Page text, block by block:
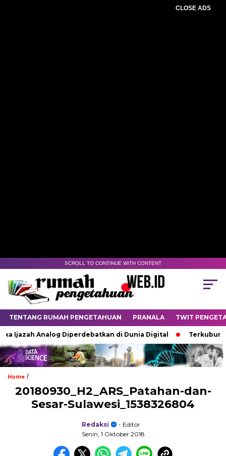
CLOSE ADS
SCROLL TO CONTINUE WITH CONTENT
TENTANG RUMAH PENGETAHUAN PRANALA TWIT
Ijazah Analog Diperdebatkan di Dunia Digital Terkubur
Home /
20180930_H2_ARS_Patahan-dan-
Sesar-Sulawesi_1538326804
Redaksi
- Editor
Senin, 1 Oktober 2018